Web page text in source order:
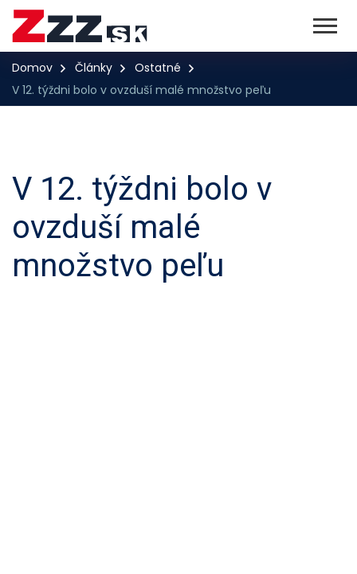
Domov Články
Ostatné
V 12. týždni bolo v ovzduší malé množstvo peľu
V 12. týždni bolo v
ovzduší malé
množstvo peľu